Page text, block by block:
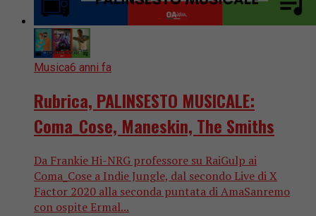
Musica6 anni fa
Rubrica, PALINSESTO MUSICALE:
Coma_Cose, Maneskin, The Smiths
Da Frankie Hi-NRG professore su RaiGulp ai
Coma_Cose a Indie Jungle, dal secondo Live di X
Factor 2020 alla seconda puntata di AmaSanremo
con ospite Ermal...